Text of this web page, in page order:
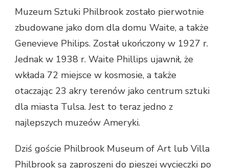
Muzeum Sztuki Philbrook zostało pierwotnie
zbudowane jako dom dla domu Waite, a także
Genevieve Philips. Został ukończony w 1927 r.
Jednak w 1938 r. Waite Phillips ujawnił, że
wkłada 72 miejsce w kosmosie, a także
otaczając 23 akry terenów jako centrum sztuki
dla miasta Tulsa. Jest to teraz jedno z
najlepszych muzeów Ameryki.
Dziś goście Philbrook Museum of Art lub Villa
Philbrook są zaproszeni do pieszej wycieczki po